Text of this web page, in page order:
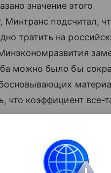
значение этого
Минтранс подсчитал,
тратить на
можно было бы
что коэффициент все-
при утверждении
привело к тому, что